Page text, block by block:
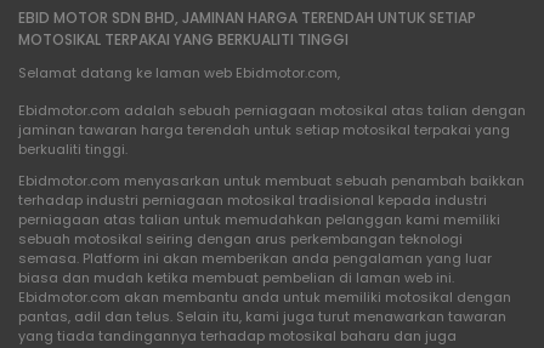
EBID MOTOR SDN BHD, JAMINAN HARGA TERENDAH UNTUK SETIAP
MOTOSIKAL TERPAKAI YANG BERKUALITI TINGGI
Selamat datang ke laman web Ebidmotor.com,
Ebidmotor.com adalah sebuah perniagaan motosikal atas talian dengan
jaminan tawaran harga terendah untuk setiap motosikal terpakai yang
berkualiti tinggi.
Ebidmotor.com menyasarkan untuk membuat sebuah penambah baikkan
terhadap industri perniagaan motosikal tradisional kepada industri
perniagaan atas talian untuk memudahkan pelanggan kami memiliki
sebuah motosikal seiring dengan arus perkembangan teknologi
semasa. Platform ini akan memberikan anda pengalaman yang luar
biasa dan mudah ketika membuat pembelian di laman web ini.
Ebidmotor.com akan membantu anda untuk memiliki motosikal dengan
pantas, adil dan telus. Selain itu, kami juga turut menawarkan tawaran
yang tiada tandingannya terhadap motosikal baharu dan juga